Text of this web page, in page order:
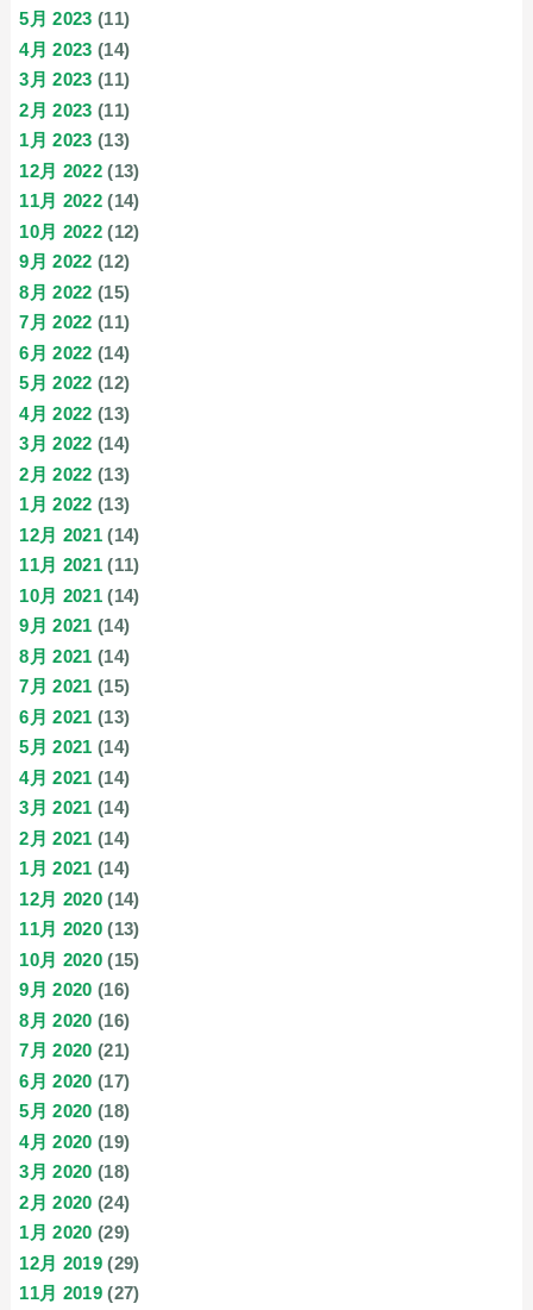
5月 2023 (11)
4月 2023 (14)
3月 2023 (11)
2月 2023 (11)
1月 2023 (13)
12月 2022 (13)
11月 2022 (14)
10月 2022 (12)
9月 2022 (12)
8月 2022 (15)
7月 2022 (11)
6月 2022 (14)
5月 2022 (12)
4月 2022 (13)
3月 2022 (14)
2月 2022 (13)
1月 2022 (13)
12月 2021 (14)
11月 2021 (11)
10月 2021 (14)
9月 2021 (14)
8月 2021 (14)
7月 2021 (15)
6月 2021 (13)
5月 2021 (14)
4月 2021 (14)
3月 2021 (14)
2月 2021 (14)
1月 2021 (14)
12月 2020 (14)
11月 2020 (13)
10月 2020 (15)
9月 2020 (16)
8月 2020 (16)
7月 2020 (21)
6月 2020 (17)
5月 2020 (18)
4月 2020 (19)
3月 2020 (18)
2月 2020 (24)
1月 2020 (29)
12月 2019 (29)
11月 2019 (27)